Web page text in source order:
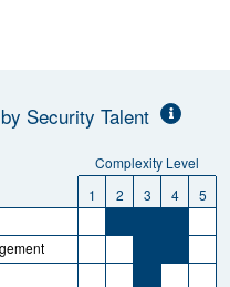
Security Talent
Complexity Level
1 2 3 4
5